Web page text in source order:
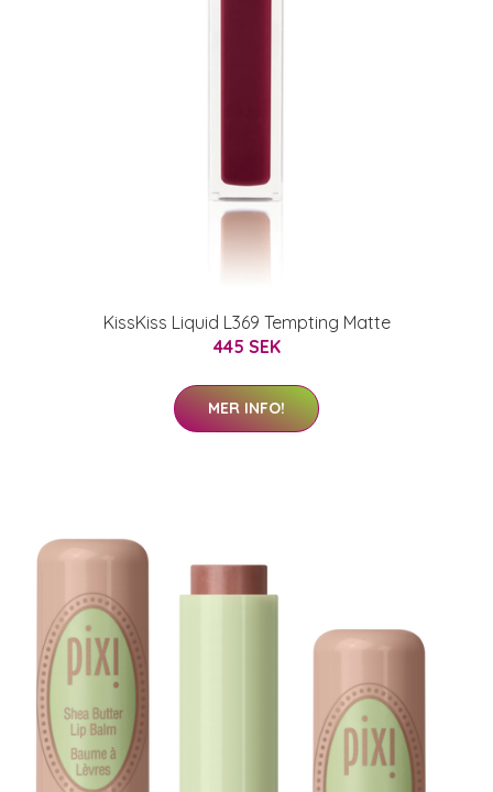
KissKiss Liquid L369 Tempting Matte
445 SEK
MER INFO!